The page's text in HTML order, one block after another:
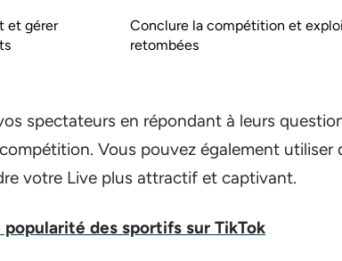
et gérer
Conclure la compétition et
retombées
spectateurs en répondant à leurs
Vous pouvez également utiliser
votre Live plus attractif et captivant.
popularité des sportifs sur TikTok